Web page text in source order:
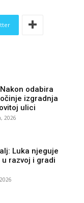
odabira
izgradnja
ulici
2026
Luka njeguje
razvoj i gradi